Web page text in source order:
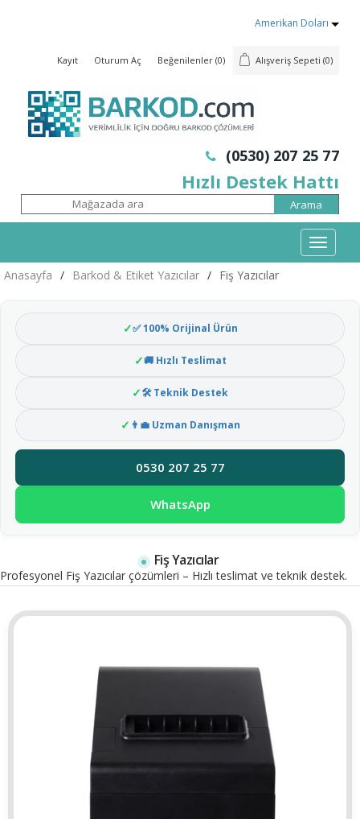
Amerikan Doları
Kayıt Oturum Aç Beğenilenler (0) Alışveriş Sepeti (0)
(0530) 207 25 77
Hızlı Destek Hattı
Mobil
Menü
Anasayfa / Barkod & Etiket Yazıcılar / Fiş Yazıcılar
✅ 100% Orijinal Ürün
🚚 Hızlı Teslimat
🛠 Teknik Destek
👨‍💼 Uzman Danışman
0530 207 25 77
WhatsApp
Fiş Yazıcılar
Profesyonel Fiş Yazıcılar çözümleri – Hızlı teslimat ve teknik destek.